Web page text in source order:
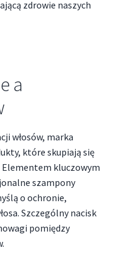
zdrowie naszych
a
włosów, marka
które skupiają się
Elementem kluczowym
szampony
o ochronie,
Szczególny nacisk
pomiędzy